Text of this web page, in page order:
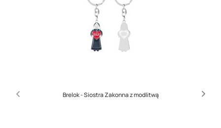
Brelok - Siostra Zakonna z modlitwą